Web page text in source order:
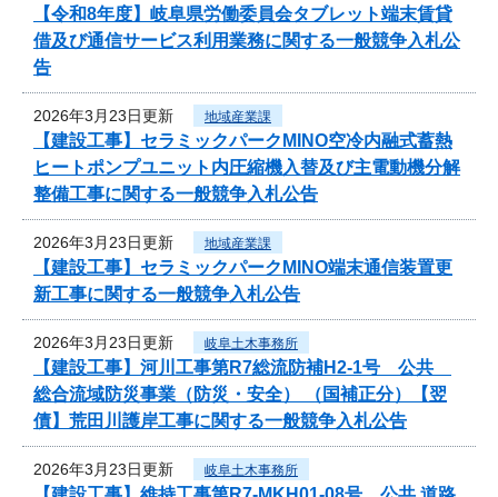
【令和8年度】岐阜県労働委員会タブレット端末賃貸
借及び通信サービス利用業務に関する一般競争入札公
告
2026年3月23日更新 地域産業課
【建設工事】セラミックパークMINO空冷内融式蓄熱
ヒートポンプユニット内圧縮機入替及び主電動機分解
整備工事に関する一般競争入札公告
2026年3月23日更新 地域産業課
【建設工事】セラミックパークMINO端末通信装置更
新工事に関する一般競争入札公告
2026年3月23日更新 岐阜土木事務所
【建設工事】河川工事第R7総流防補H2-1号 公共
総合流域防災事業（防災・安全） （国補正分）【翌
債】荒田川護岸工事に関する一般競争入札公告
2026年3月23日更新 岐阜土木事務所